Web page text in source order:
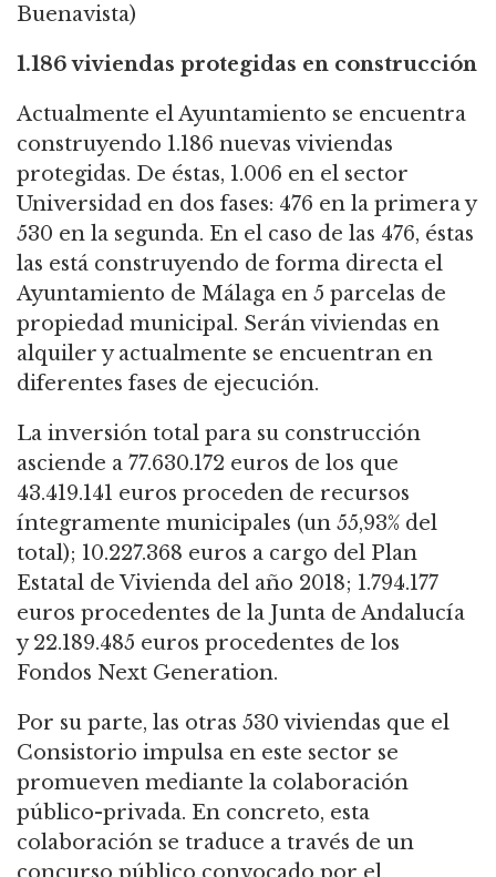
Buenavista)
1.186 viviendas protegidas en construcción
Actualmente el Ayuntamiento se encuentra
construyendo 1.186 nuevas viviendas
protegidas. De éstas, 1.006 en el sector
Universidad en dos fases: 476 en la primera y
530 en la segunda. En el caso de las 476, éstas
las está construyendo de forma directa el
Ayuntamiento de Málaga en 5 parcelas de
propiedad municipal. Serán viviendas en
alquiler y actualmente se encuentran en
diferentes fases de ejecución.
La inversión total para su construcción
asciende a 77.630.172 euros de los que
43.419.141 euros proceden de recursos
íntegramente municipales (un 55,93% del
total); 10.227.368 euros a cargo del Plan
Estatal de Vivienda del año 2018; 1.794.177
euros procedentes de la Junta de Andalucía
y 22.189.485 euros procedentes de los
Fondos Next Generation.
Por su parte, las otras 530 viviendas que el
Consistorio impulsa en este sector se
promueven mediante la colaboración
público-privada. En concreto, esta
colaboración se traduce a través de un